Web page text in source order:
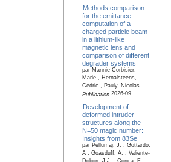
Methods comparison
for the emittance
computation of a
charged particle beam
in a lithium-like
magnetic lens and
comparison of different
degrader systems
par Mannie-Corbisier,
Marie , Hernalsteens,
Cédric , Pauly, Nicolas
Publication2026-09
Development of
deformed intruder
structures along the
N=50 magic number:
Insights from 83Se
par Pellumaj, J. , Gottardo,
A , Goasduff, A. , Valiente-